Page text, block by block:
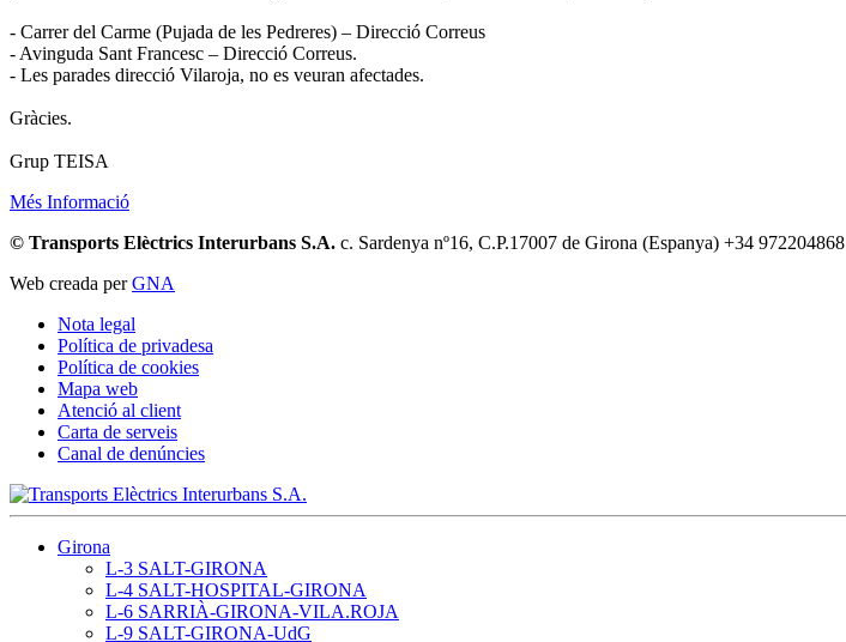
- Carrer del Carme (Pujada de les Pedreres) – Direcció Correus
- Avinguda Sant Francesc – Direcció Correus.
- Les parades direcció Vilaroja, no es veuran afectades.
Gràcies.
Grup TEISA
Més Informació
© Transports Elèctrics Interurbans S.A. c. Sardenya nº16, C.P.17007 de Girona (Espanya) +34 972204868
Web creada perGNA
Nota legal
Política de privadesa
Política de cookies
Mapa web
Atenció al client
Carta de serveis
Canal de denúncies
Girona
L-3 SALT-GIRONA
L-4 SALT-HOSPITAL-GIRONA
L-6 SARRIÀ-GIRONA-VILA.ROJA
L-9 SALT-GIRONA-UdG